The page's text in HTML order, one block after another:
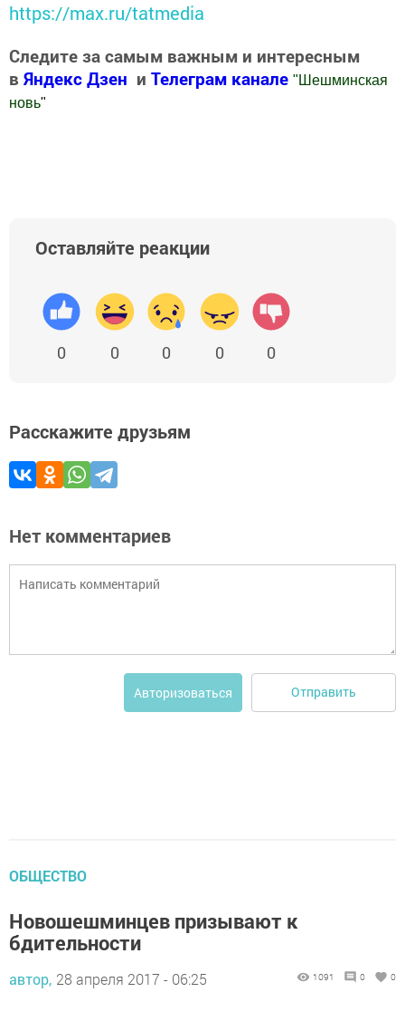
https://max.ru/tatmedia
Следите за самым важным и интересным
в Яндекс Дзен и Телеграм канале " Шешминская
новь"
Оставляйте реакции
0 0 0 0 0
Расскажите друзьям
Нет комментариев
Авторизоваться Отправить
ОБЩЕСТВО
Новошешминцев призывают к
бдительности
автор, 28 апреля 2017 - 06:25 1091 0 0